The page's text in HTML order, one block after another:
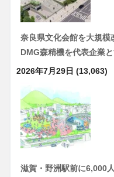
奈良県文化会館を大規
DMG森精機を代表企業
2026年7月29日 (13,063)
滋賀・野洲駅前に6,000